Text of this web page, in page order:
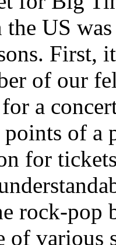
the US
First,
of our
a
of a
for
rock-pop
various